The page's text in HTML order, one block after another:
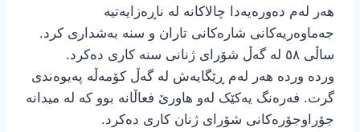
هەر لەم دەورەیەدا چالاکانه له ناڕەزایەتیە
جەماوەریەکانی شارەکانی تاران و سنه بەشداری کرد.
ساڵی ٥٨ لە گەڵ شۆرای ژنانی سنه کاری دەکرد.
وردە وردە هەر لەم ڕێگایەش له گەڵ کۆمەڵە پەیوەندی
گرت. فەرەنگ یەکێک لەو هاورێ فعاڵانه بوو کە له میدانه
جۆراوجۆرەکانی شۆرای ژنان کاری دەکرد.